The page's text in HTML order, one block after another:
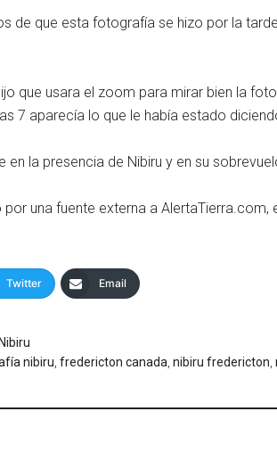
de que esta fotografía se hizo por la
que usara el zoom para mirar bien la
7 aparecía lo que le había estado
en la presencia de Nibiru y en su
una fuente externa a AlertaTierra.com,
Twitter Email
nibiru fredericton canada nibiru fredericton